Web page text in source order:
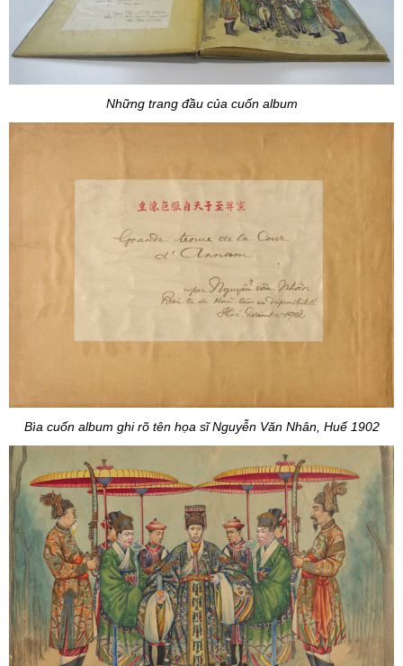
Những trang đầu của cuốn album
Bìa cuốn album ghi rõ tên họa sĩ Nguyễn Văn Nhân, Huế 1902